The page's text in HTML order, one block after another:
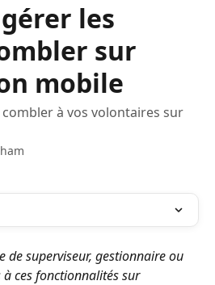
les
sur
mobile
à vos volontaires sur
de superviseur, gestionnaire ou
ces fonctionnalités sur